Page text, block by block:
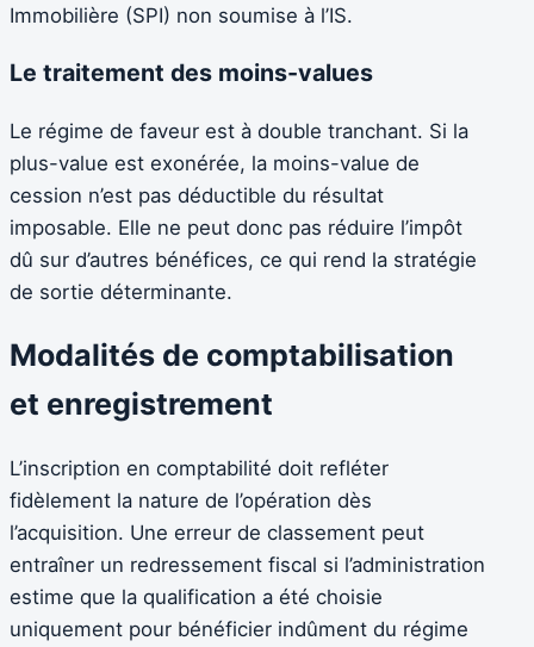
Immobilière (SPI) non soumise à l’IS.
Le traitement des moins-values
Le régime de faveur est à double tranchant. Si la
plus-value est exonérée, la moins-value de
cession n’est pas déductible du résultat
imposable. Elle ne peut donc pas réduire l’impôt
dû sur d’autres bénéfices, ce qui rend la stratégie
de sortie déterminante.
Modalités de comptabilisation
et enregistrement
L’inscription en comptabilité doit refléter
fidèlement la nature de l’opération dès
l’acquisition. Une erreur de classement peut
entraîner un redressement fiscal si l’administration
estime que la qualification a été choisie
uniquement pour bénéficier indûment du régime